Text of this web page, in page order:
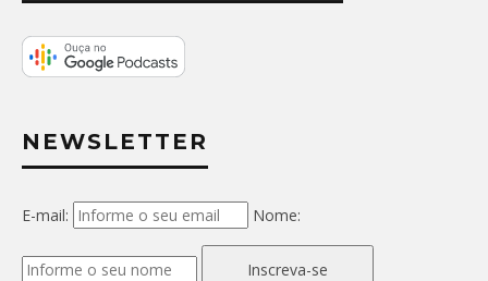
NEWSLETTER
E-mail: Nome:
Inscreva-se